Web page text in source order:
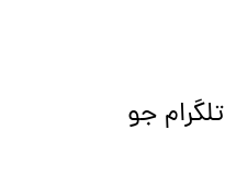
تلگرام جو